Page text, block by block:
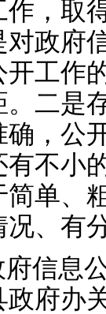
，取
政府
工作
二是
，公
有不小
单、
、有
府信息
府办